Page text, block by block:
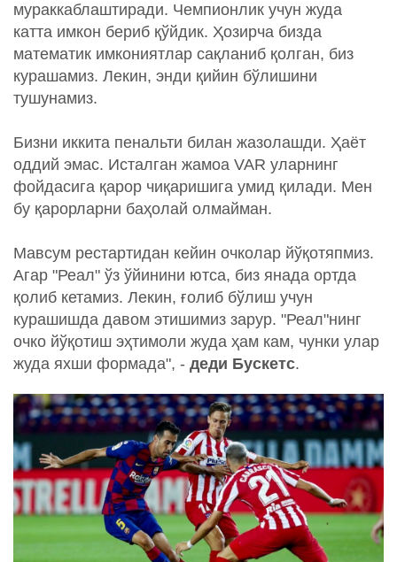
мураккаблаштиради. Чемпионлик учун жуда
катта имкон бериб қўйдик. Ҳозирча бизда
математик имкониятлар сақланиб қолган, биз
курашамиз. Лекин, энди қийин бўлишини
тушунамиз.
Бизни иккита пенальти билан жазолашди. Ҳаёт
оддий эмас. Исталган жамоа VAR уларнинг
фойдасига қарор чиқаришига умид қилади. Мен
бу қарорларни баҳолай олмайман.
Мавсум рестартидан кейин очколар йўқотяпмиз.
Агар "Реал" ўз ўйинини ютса, биз янада ортда
қолиб кетамиз. Лекин, ғолиб бўлиш учун
курашишда давом этишимиз зарур. "Реал"нинг
очко йўқотиш эҳтимоли жуда ҳам кам, чунки улар
жуда яхши формада", - деди Бускетс.